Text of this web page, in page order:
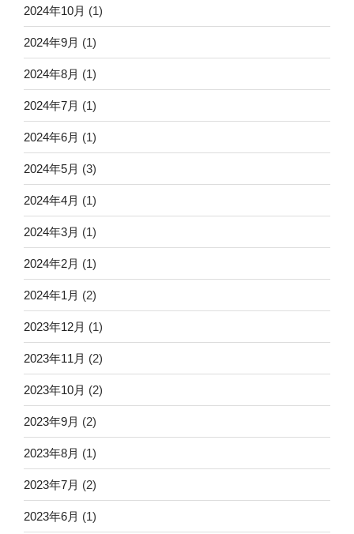
2024年10月 (1)
2024年9月 (1)
2024年8月 (1)
2024年7月 (1)
2024年6月 (1)
2024年5月 (3)
2024年4月 (1)
2024年3月 (1)
2024年2月 (1)
2024年1月 (2)
2023年12月 (1)
2023年11月 (2)
2023年10月 (2)
2023年9月 (2)
2023年8月 (1)
2023年7月 (2)
2023年6月 (1)